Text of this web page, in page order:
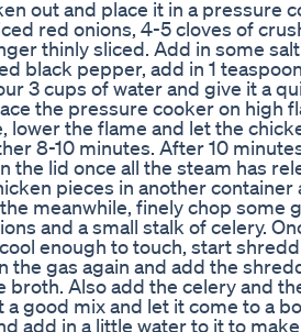
out and place it in a pressure
red onions, 4-5 cloves of
thinly sliced. Add in some
black pepper, add in 1
3 cups of water and give it a
the pressure cooker on high
lower the flame and let the
8-10 minutes. After 10
the lid once all the steam has
pieces in another container
meanwhile, finely chop some
and a small stalk of celery.
enough to touch, start
the gas again and add the
broth. Also add the celery and
good mix and let it come to a
add in a little water to it to